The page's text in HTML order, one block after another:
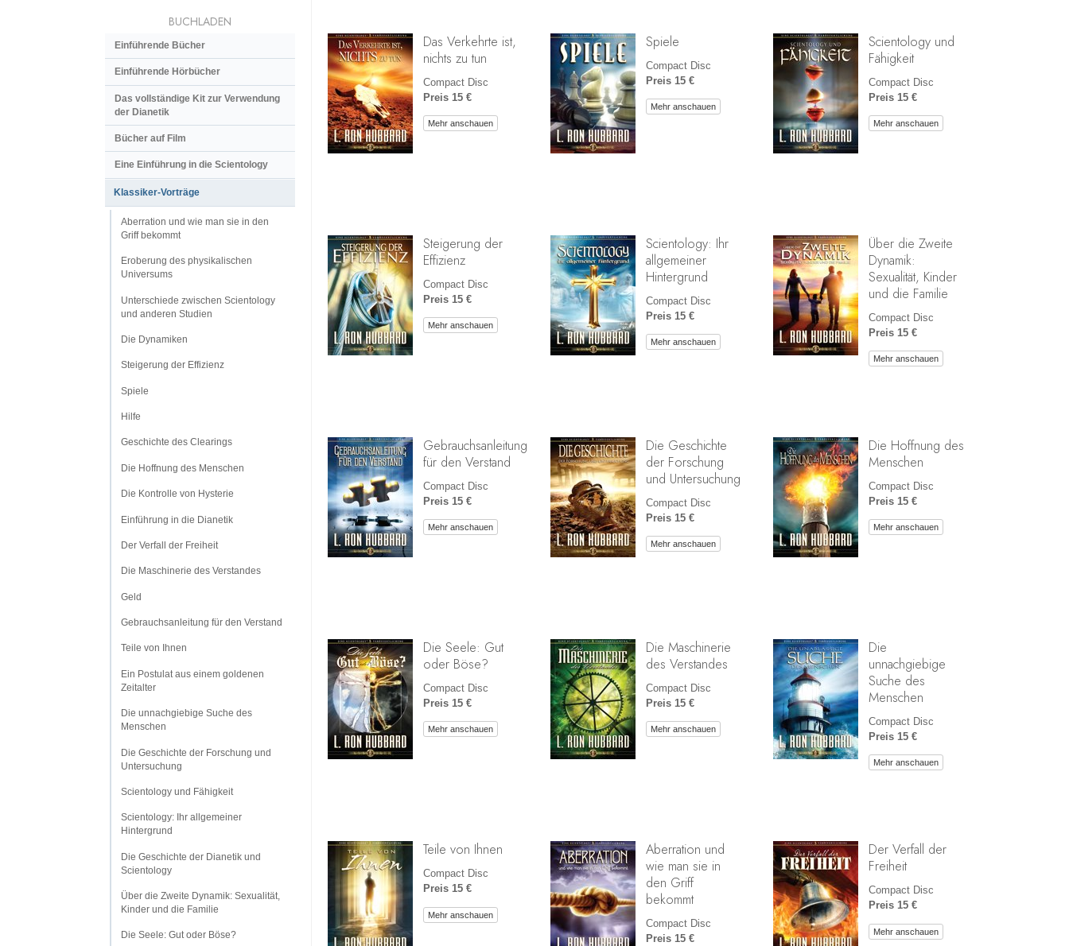
Das Verkehrte ist,
nichts zu tun
Compact Disc
Preis 15 €
Mehr anschauen
Spiele
Compact Disc
Preis 15 €
Mehr anschauen
Scientology und
Fähigkeit
Compact Disc
Preis 15 €
Mehr anschauen
Steigerung der
Effizienz
Compact Disc
Preis 15 €
Mehr anschauen
Scientology: Ihr
allgemeiner
Hintergrund
Compact Disc
Preis 15 €
Mehr anschauen
Über die Zweite
Dynamik:
Sexualität, Kinder
und die Familie
Compact Disc
Preis 15 €
Mehr anschauen
Gebrauchsanleitung
für den Verstand
Compact Disc
Preis 15 €
Mehr anschauen
Die Geschichte
der Forschung
und Untersuchung
Compact Disc
Preis 15 €
Mehr anschauen
Die Hoffnung des
Menschen
Compact Disc
Preis 15 €
Mehr anschauen
Die Seele: Gut
oder Böse?
Compact Disc
Preis 15 €
Mehr anschauen
Die Maschinerie
des Verstandes
Compact Disc
Preis 15 €
Mehr anschauen
Die
unnachgiebige
Suche des
Menschen
Compact Disc
Preis 15 €
Mehr anschauen
Teile von Ihnen
Compact Disc
Preis 15 €
Mehr anschauen
Aberration und
wie man sie in
den Griff
bekommt
Compact Disc
Preis 15 €
Der Verfall der
Freiheit
Compact Disc
Preis 15 €
Mehr anschauen
BUCHLADEN
Einführende Bücher
Einführende Hörbücher
Das vollständige Kit zur Verwendung
der Dianetik
Bücher auf Film
Eine Einführung in die Scientology
Klassiker-Vorträge
Aberration und wie man sie in den
Griff bekommt
Eroberung des physikalischen
Universums
Unterschiede zwischen Scientology
und anderen Studien
Die Dynamiken
Steigerung der Effizienz
Spiele
Hilfe
Geschichte des Clearings
Die Hoffnung des Menschen
Die Kontrolle von Hysterie
Einführung in die Dianetik
Der Verfall der Freiheit
Die Maschinerie des Verstandes
Geld
Gebrauchsanleitung für den Verstand
Teile von Ihnen
Ein Postulat aus einem goldenen
Zeitalter
Die unnachgiebige Suche des
Menschen
Die Geschichte der Forschung und
Untersuchung
Scientology und Fähigkeit
Scientology: Ihr allgemeiner
Hintergrund
Die Geschichte der Dianetik und
Scientology
Über die Zweite Dynamik: Sexualität,
Kinder und die Familie
Die Seele: Gut oder Böse?